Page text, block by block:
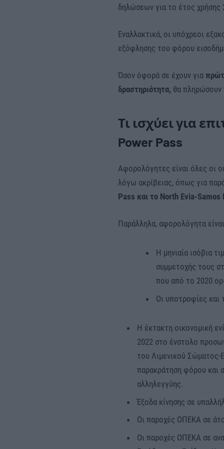
δηλώσεων για το έτος χρήσης
Εναλλακτικά, οι υπόχρεοι
εξόφλησης του φόρου
Όσον όφορά σε έχουν για
δραστηριότητα, θα
Τι ισχύει για
Power Pass
Αφορολόγητες είναι όλες οι
λόγω ακρίβειας, όπως για
Pass και το North Evia-Samos
Παράλληλα, αφορολόγητα
Η μηνιαία ισόβια
συμμετοχής τους
που από το 2020
Οι υποτροφίες και
Η έκτακτη οικονομική
2022 στο ένστολο
του Λιμενικού Σώματος-
παρακράτηση φόρου και
αλληλεγγύης.
Έξοδα κίνησης σε
Οι παροχές ΟΠΕΚΑ σε
Οι παροχές ΟΠΕΚΑ σε